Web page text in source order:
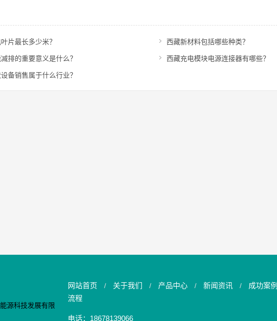
片最长多少米？ 西藏新材料包括哪些种类？
排的重要意义是什么？ 西藏充电模块电源连接器有哪些？
备销售属于什么行业？
网站首页 / 关于我们 / 产品中心 /新闻资讯 / 成功案例
流程
电话：18678139066